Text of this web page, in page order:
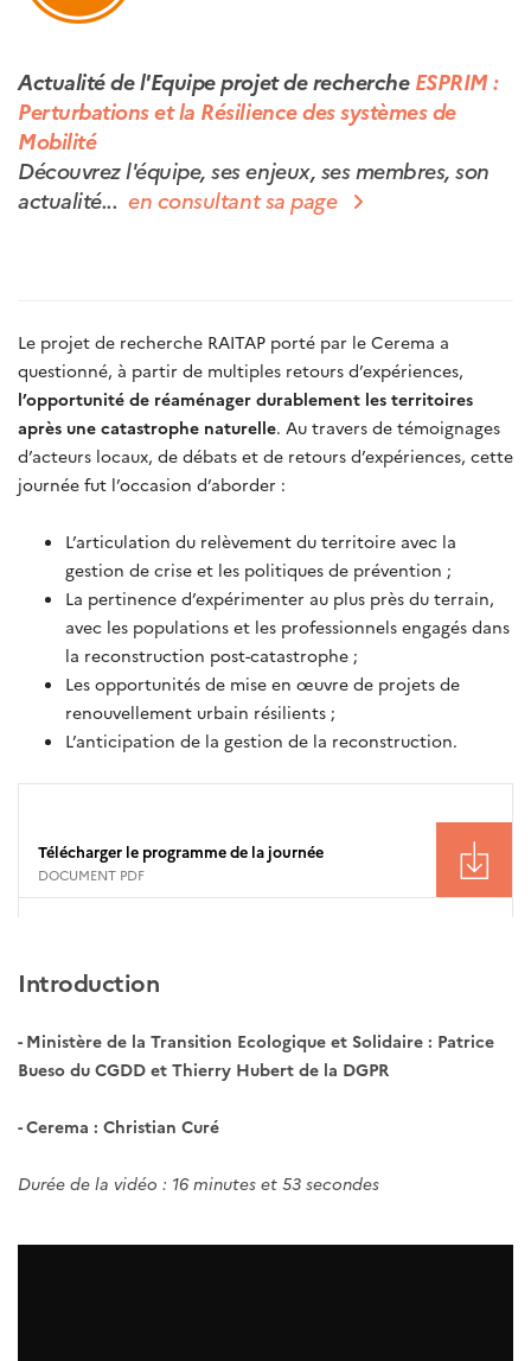
Actualité de l'Equipe projet de recherche ESPRIM :
Perturbations et la Résilience des systèmes de
Mobilité
Découvrez l'équipe, ses enjeux, ses membres, son
actualité...en consultant sa page
Le projet de recherche RAITAP porté par le Cerema a
questionné, à partir de multiples retours d’expériences,
l’opportunité de réaménager durablement les territoires
après une catastrophe naturelle. Au travers de témoignages
d’acteurs locaux, de débats et de retours d’expériences, cette
journée fut l’occasion d’aborder :
L’articulation du relèvement du territoire avec la
gestion de crise et les politiques de prévention ;
La pertinence d’expérimenter au plus près du terrain,
avec les populations et les professionnels engagés dans
la reconstruction post-catastrophe ;
Les opportunités de mise en œuvre de projets de
renouvellement urbain résilients ;
L’anticipation de la gestion de la reconstruction.
Télécharger le programme de la journée
DOCUMENT PDF
Introduction
- Ministère de la Transition Ecologique et Solidaire : Patrice
Bueso du CGDD et Thierry Hubert de la DGPR
- Cerema : Christian Curé
Durée de la vidéo : 16 minutes et 53 secondes